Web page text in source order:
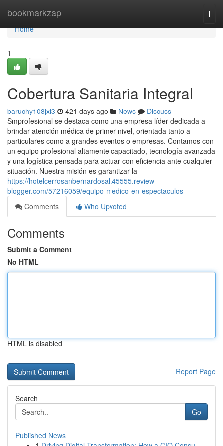
bookmarkzap
Home
Home
1
Cobertura Sanitaria Integral
baruchy108jxl3 421 days ago News
Discuss
Smprofesional se destaca como una empresa líder dedicada a
brindar atención médica de primer nivel, orientada tanto a
particulares como a grandes eventos o empresas. Contamos con
un equipo profesional altamente capacitado, tecnología avanzada
y una logística pensada para actuar con eficiencia ante cualquier
situación. Nuestra misión es garantizar la
https://hotelcerrosanbernardosalt45555.review-
blogger.com/57216059/equipo-medico-en-espectaculos
Comments
Who Upvoted
Comments
Submit a Comment
No HTML
HTML is disabled
Report Page
Search
Go
Published News